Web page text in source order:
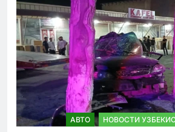
АВТО НОВОСТИ